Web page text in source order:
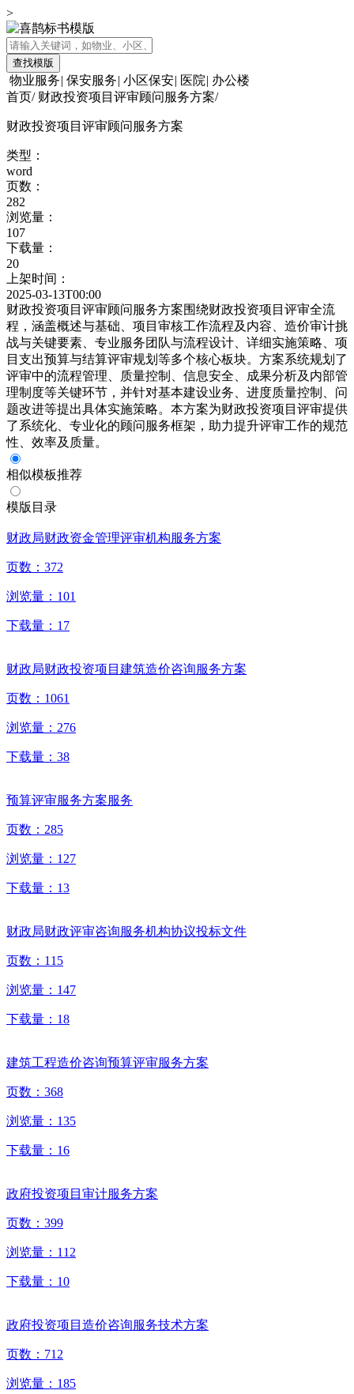
>
查找模版
物业服务| 保安服务| 小区保安| 医院| 办公楼
首页/ 财政投资项目评审顾问服务方案/
财政投资项目评审顾问服务方案
类型：
word
页数：
282
浏览量：
107
下载量：
20
上架时间：
2025-03-13T00:00
财政投资项目评审顾问服务方案围绕财政投资项目评审全流
程，涵盖概述与基础、项目审核工作流程及内容、造价审计挑
战与关键要素、专业服务团队与流程设计、详细实施策略、项
目支出预算与结算评审规划等多个核心板块。方案系统规划了
评审中的流程管理、质量控制、信息安全、成果分析及内部管
理制度等关键环节，并针对基本建设业务、进度质量控制、问
题改进等提出具体实施策略。本方案为财政投资项目评审提供
了系统化、专业化的顾问服务框架，助力提升评审工作的规范
性、效率及质量。
相似模板推荐
模版目录
财政局财政资金管理评审机构服务方案
页数： 372
浏览量： 101
下载量： 17
财政局财政投资项目建筑造价咨询服务方案
页数： 1061
浏览量： 276
下载量： 38
预算评审服务方案服务
页数： 285
浏览量： 127
下载量： 13
财政局财政评审咨询服务机构协议投标文件
页数： 115
浏览量： 147
下载量： 18
建筑工程造价咨询预算评审服务方案
页数： 368
浏览量： 135
下载量： 16
政府投资项目审计服务方案
页数： 399
浏览量： 112
下载量： 10
政府投资项目造价咨询服务技术方案
页数： 712
浏览量： 185